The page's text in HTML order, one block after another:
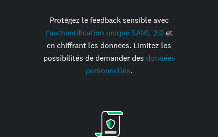
Protégez le feedback sensible avec
l’authentification unique SAML 2.0 et
en chiffrant les données. Limitez les
possibilités de demander des données
personnelles.